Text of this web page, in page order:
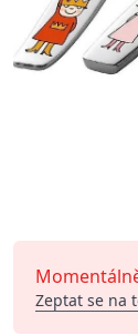
Zeptat se na